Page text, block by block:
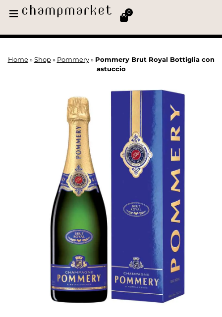
0
Home» Shop» Pommery» Pommery Brut Royal Bottiglia con
astuccio